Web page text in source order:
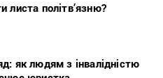
листа політв’язню?
як людям з інвалідністю